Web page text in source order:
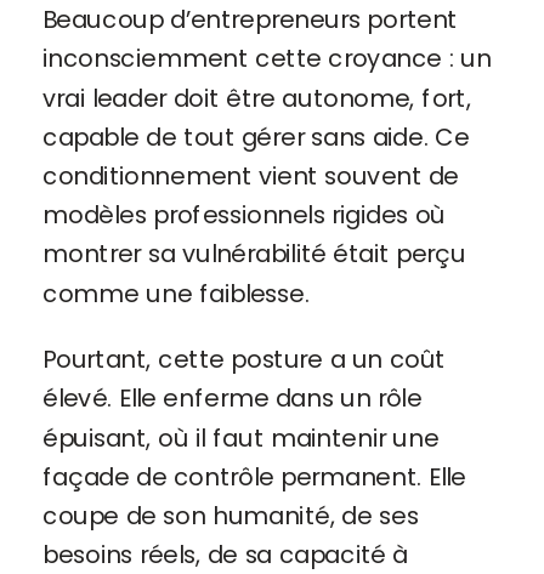
Beaucoup d’entrepreneurs portent
inconsciemment cette croyance : un
vrai leader doit être autonome, fort,
capable de tout gérer sans aide. Ce
conditionnement vient souvent de
modèles professionnels rigides où
montrer sa vulnérabilité était perçu
comme une faiblesse.
Pourtant, cette posture a un coût
élevé. Elle enferme dans un rôle
épuisant, où il faut maintenir une
façade de contrôle permanent. Elle
coupe de son humanité, de ses
besoins réels, de sa capacité à